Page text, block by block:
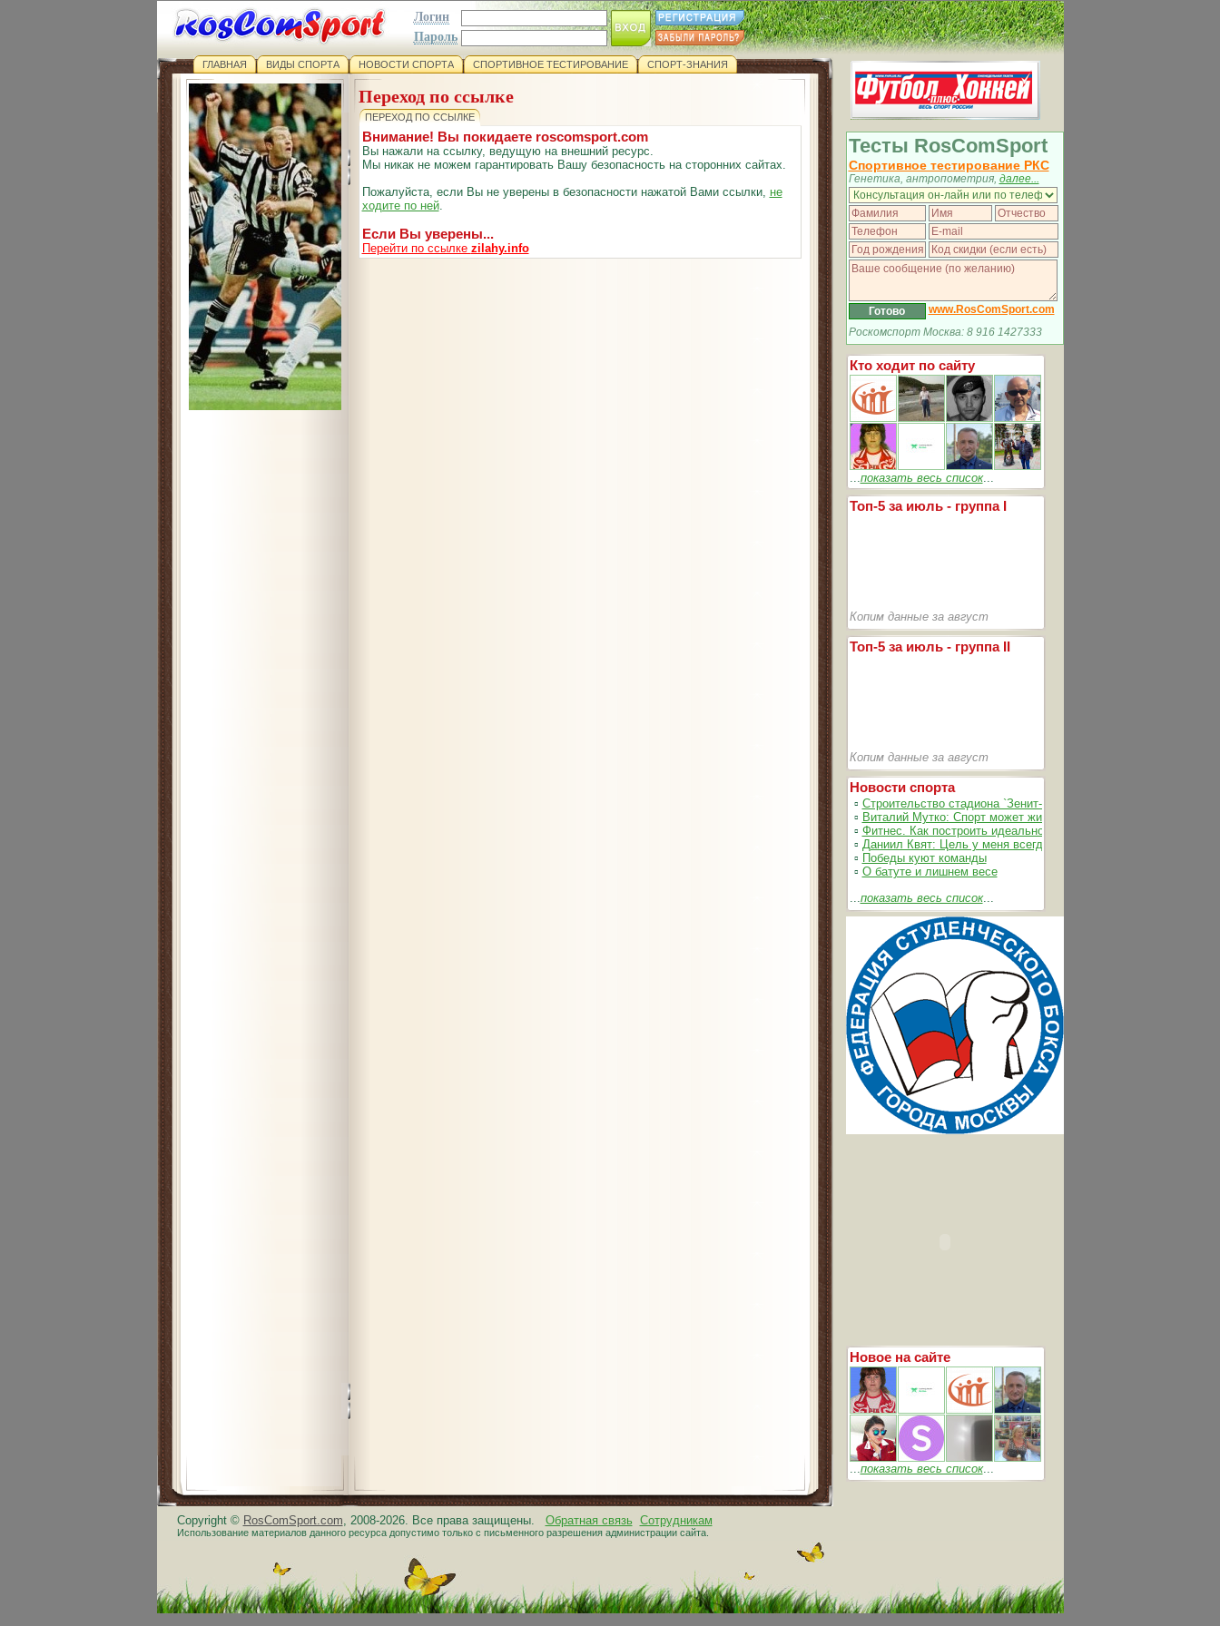
Логин
Пароль
ГЛАВНАЯ ВИДЫ СПОРТА НОВОСТИ СПОРТА СПОРТИВНОЕ ТЕСТИРОВАНИЕ СПОРТ-ЗНАНИЯ
Переход по ссылке
ПЕРЕХОД ПО ССЫЛКЕ
Внимание! Вы покидаете roscomsport.com
Вы нажали на ссылку, ведущую на внешний ресурс.
Мы никак не можем гарантировать Вашу безопасность на сторонних сайтах.
Пожалуйста, если Вы не уверены в безопасности нажатой Вами ссылки, не
ходите по ней.
Если Вы уверены...
Перейти по ссылке zilahy.info
Copyright © RosComSport.com, 2008-2026. Все права защищены. Обратная связь Сотрудникам
Использование материалов данного ресурса допустимо только с письменного разрешения администрации сайта.
Тесты RosComSport
Спортивное тестирование РКС
Генетика, антропометрия, далее...
www.RosComSport.com
Роскомспорт Москва: 8 916 1427333
Кто ходит по сайту
...показать весь список...
Топ-5 за июль - группа I
Копим данные за август
Топ-5 за июль - группа II
Копим данные за август
Новости спорта
▫ Строительство стадиона `Зенит-Арена` идет согласно графика
▫ Виталий Мутко: Спорт может жить без допинга
▫ Фитнес. Как построить идеальное тело
▫ Даниил Квят: Цель у меня всегда одна – выжимать из себя и
▫ Победы куют команды
▫ О батуте и лишнем весе
...показать весь список...
Новое на сайте
...показать весь список...